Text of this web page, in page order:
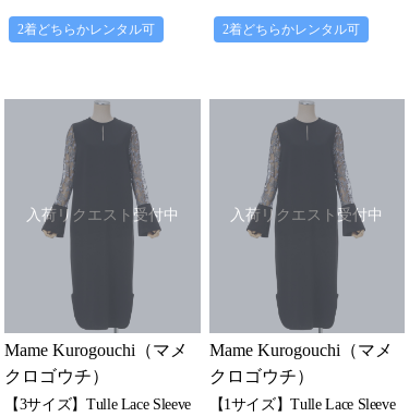
2着どちらかレンタル可 2着どちらかレンタル可
入荷リクエスト受付中
Mame Kurogouchi（マメ
クロゴウチ）
【3サイズ】Tulle Lace Sleeve
入荷リクエスト受付中
Mame Kurogouchi（マメ
クロゴウチ）
【1サイズ】Tulle Lace Sleeve